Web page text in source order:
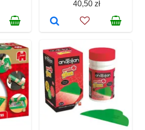
40,50 zł